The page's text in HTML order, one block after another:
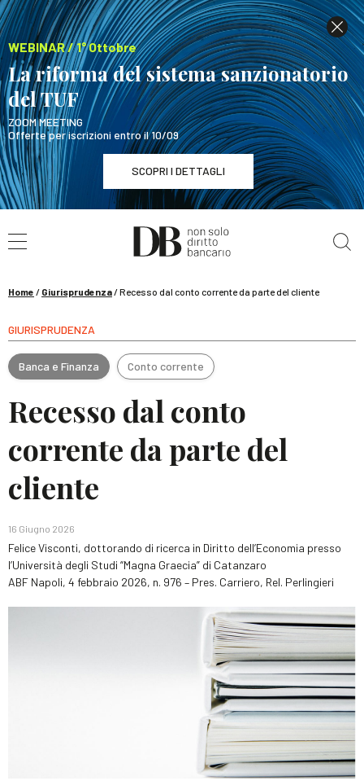
WEBINAR / 1° Ottobre
La riforma del sistema sanzionatorio
del TUF
ZOOM MEETING
Offerte per iscrizioni entro il 10/09
SCOPRI I DETTAGLI
WEBINAR / 1° Ottobre
La riforma del sistema sanzionatorio del TUF
Home / Giurisprudenza/Recesso dal conto corrente da parte del cliente
GIURISPRUDENZA
Banca e Finanza Conto corrente
Recesso dal conto
corrente da parte del
cliente
16 Giugno 2026
Felice Visconti, dottorando di ricerca in Diritto dell’Economia presso
l’Università degli Studi “Magna Graecia” di Catanzaro
ABF Napoli, 4 febbraio 2026, n. 976 – Pres. Carriero, Rel. Perlingieri